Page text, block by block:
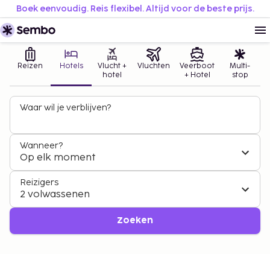
Boek eenvoudig. Reis flexibel. Altijd voor de beste prijs.
Reizen Hotels
Vlucht +
hotel
Vluchten
Veerboot
+ Hotel
Multi-
stop
Waar wil je verblijven?
Wanneer?
Op elk moment
Reizigers
2 volwassenen
Zoeken